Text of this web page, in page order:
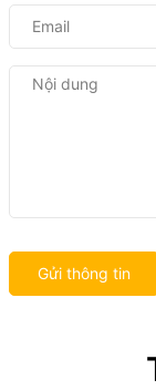
Gửi thông tin